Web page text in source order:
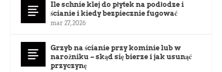
Ile schnie klej do płytek na podłodze i
ścianie i kiedy bezpiecznie fugować
mar 27, 2026
Grzyb na ścianie przy kominie lub w
narożniku – skąd się bierze i jak usunąć
przyczynę